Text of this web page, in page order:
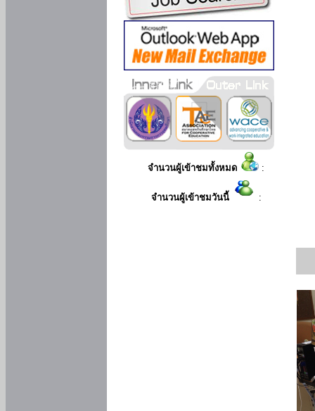
จำนวนผู้เข้าชมทั้งหมด :
จำนวนผู้เข้าชมวันนี้ :